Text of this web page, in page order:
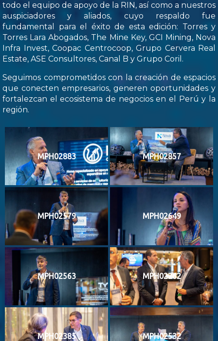
todo el equipo de apoyo de la RIN, así como a nuestros
auspiciadores y aliados, cuyo respaldo fue
fundamental para el éxito de esta edición: Torres y
Torres Lara Abogados, The Mine Key, GCI Mining, Nova
Infra Invest, Coopac Centrocoop, Grupo Cervera Real
Estate, ASE Consultores, Canal B y Grupo Coril.
Seguimos comprometidos con la creación de espacios
que conecten empresarios, generen oportunidades y
fortalezcan el ecosistema de negocios en el Perú y la
región.
MPH02883 MPH02857
MPH02579 MPH02649
MPH02563 MPH02262
MPH02385 MPH02532